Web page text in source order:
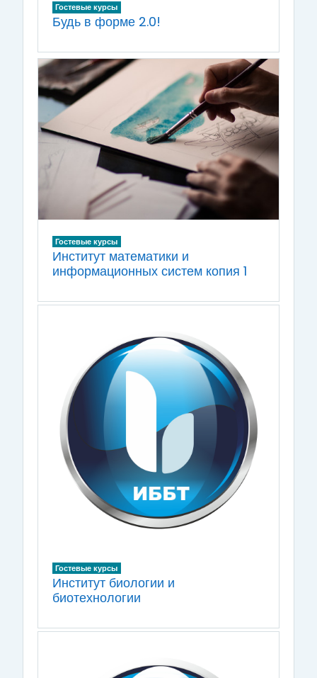
Гостевые курсы
Будь в форме 2.0!
Гостевые курсы
Институт математики и
информационных систем копия 1
Гостевые курсы
Институт биологии и
биотехнологии